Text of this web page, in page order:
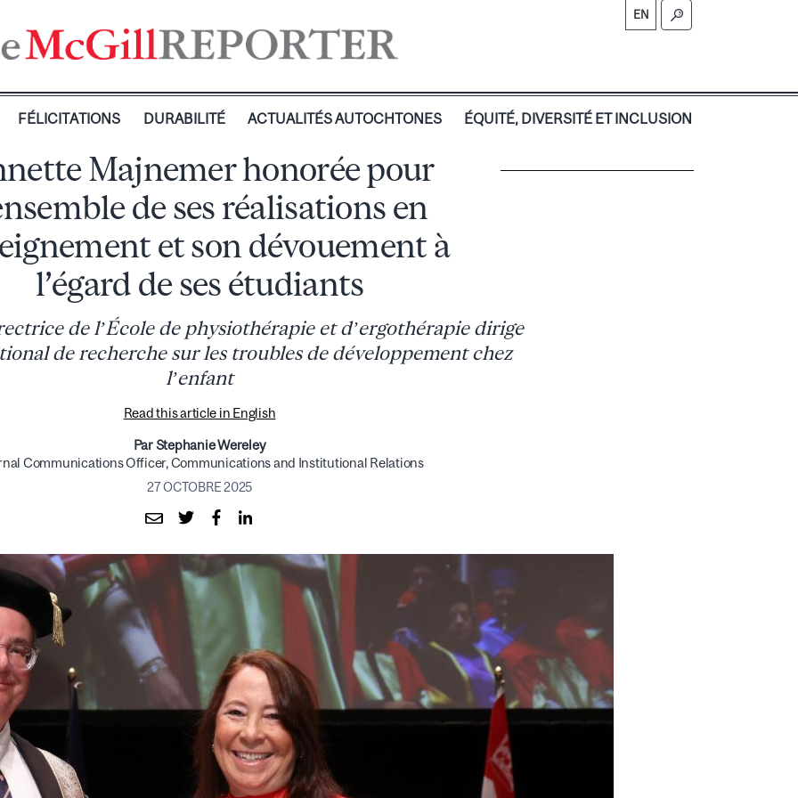
EN
FÉLICITATIONS DURABILITÉ ACTUALITÉS AUTOCHTONES ÉQUITÉ, DIVERSITÉ ET INCLUSION
Majnemer honorée pour
de ses réalisations en
et son dévouement à
l’égard de ses étudiants
de l’École de physiothérapie et d’ergothérapie dirige
de recherche sur les troubles de développement chez
l’enfant
Read this article in English
Par Stephanie Wereley
Communications Officer, Communications and Institutional Relations
27 OCTOBRE 2025